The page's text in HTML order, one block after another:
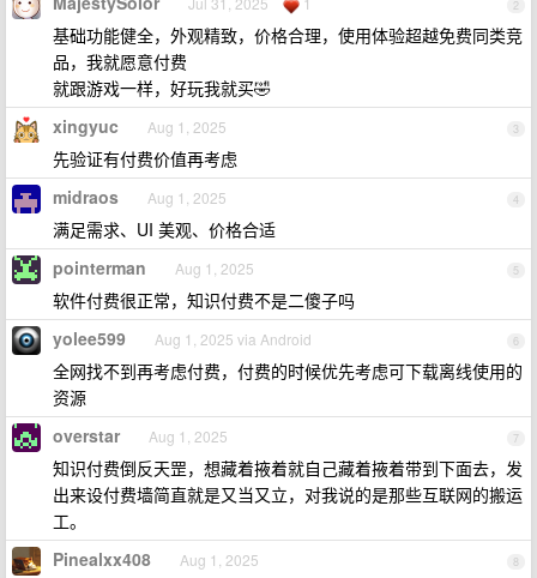
2
基础功能健全，外观精致，价格合理，使用体验超越免费同类竞
品，我就愿意付费
就跟游戏一样，好玩我就买🤣
3
xingyuc Aug 1, 2025
先验证有付费价值再考虑
4
midraos Aug 1, 2025
满足需求、UI 美观、价格合适
5
pointerman Aug 1, 2025
软件付费很正常，知识付费不是二傻子吗
6
yolee599 Aug 1, 2025 via Android
全网找不到再考虑付费，付费的时候优先考虑可下载离线使用的
资源
7
overstar Aug 1, 2025
知识付费倒反天罡，想藏着掖着就自己藏着掖着带到下面去，发
出来设付费墙简直就是又当又立，对我说的是那些互联网的搬运
工。
8
Pinealxx408 Aug 1, 2025